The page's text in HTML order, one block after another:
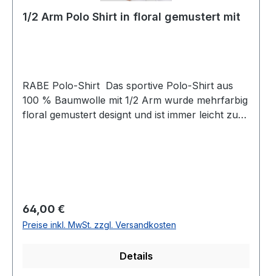
1/2 Arm Polo Shirt in floral gemustert mit
RABE Polo-Shirt Das sportive Polo-Shirt aus
100 % Baumwolle mit 1/2 Arm wurde mehrfarbig
floral gemustert designt und ist immer leicht zu
waschbarModell Nr.: 56-125370Farbe: 6215
Regulärer Preis:
64,00 €
Preise inkl. MwSt. zzgl. Versandkosten
Details